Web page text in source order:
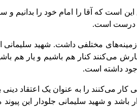
که آقا را امام خود را بدانیم
درست است.
مختلفی داشت. شهید سلیمانی
می‌کنند کنار هم باشیم و یار هم
داشته است.
می‌کنند را به عنوان یک اعتقاد
و شهید سلیمانی جلودار این